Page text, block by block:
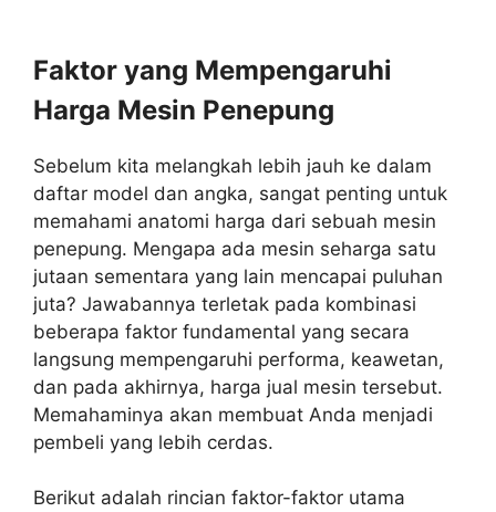
Faktor yang Mempengaruhi
Harga Mesin Penepung
Sebelum kita melangkah lebih jauh ke dalam
daftar model dan angka, sangat penting untuk
memahami anatomi harga dari sebuah mesin
penepung. Mengapa ada mesin seharga satu
jutaan sementara yang lain mencapai puluhan
juta? Jawabannya terletak pada kombinasi
beberapa faktor fundamental yang secara
langsung mempengaruhi performa, keawetan,
dan pada akhirnya, harga jual mesin tersebut.
Memahaminya akan membuat Anda menjadi
pembeli yang lebih cerdas.
Berikut adalah rincian faktor-faktor utama